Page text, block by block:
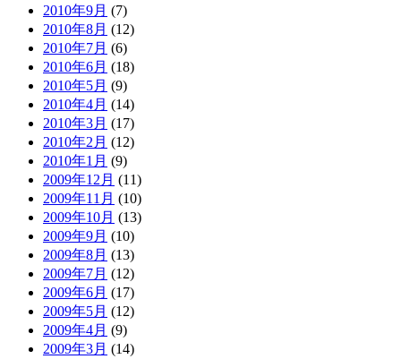
2010年9月 (7)
2010年8月 (12)
2010年7月 (6)
2010年6月 (18)
2010年5月 (9)
2010年4月 (14)
2010年3月 (17)
2010年2月 (12)
2010年1月 (9)
2009年12月 (11)
2009年11月 (10)
2009年10月 (13)
2009年9月 (10)
2009年8月 (13)
2009年7月 (12)
2009年6月 (17)
2009年5月 (12)
2009年4月 (9)
2009年3月 (14)